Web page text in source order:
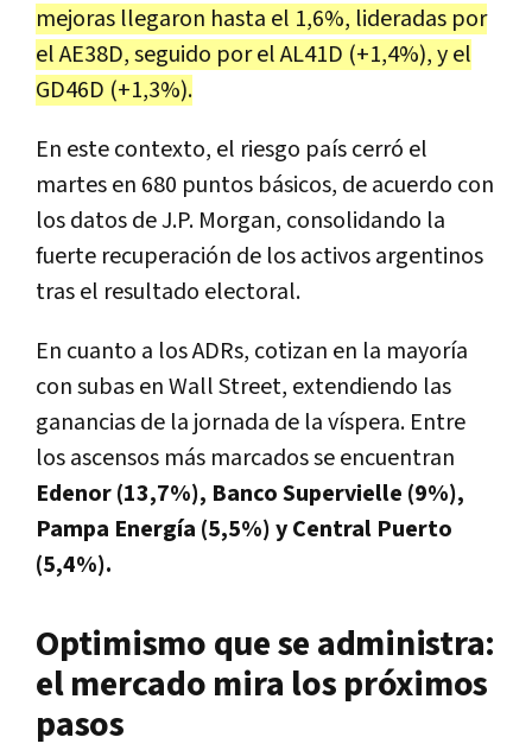
mejoras llegaron hasta el 1,6%, lideradas por
el AE38D, seguido por el AL41D (+1,4%), y el
GD46D (+1,3%).
En este contexto, el riesgo país cerró el
martes en 680 puntos básicos, de acuerdo con
los datos de J.P. Morgan, consolidando la
fuerte recuperación de los activos argentinos
tras el resultado electoral.
En cuanto a los ADRs, cotizan en la mayoría
con subas en Wall Street, extendiendo las
ganancias de la jornada de la víspera. Entre
los ascensos más marcados se encuentran
Edenor (13,7%), Banco Supervielle (9%),
Pampa Energía (5,5%) y Central Puerto
(5,4%).
Optimismo que se administra:
el mercado mira los próximos
pasos